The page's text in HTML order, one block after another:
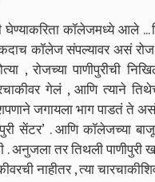
कॉलेजमध्ये आले ...
कॉलेज संपल्यावर असं
, रोजच्या पाणीपुरीची
गेलं , आणि त्याने
जगायला भाग पाडतं ते
सेंटर’ . आणि कॉलेजच्या
तर तिथली पाणीपुरी
नाहीतर , त्या